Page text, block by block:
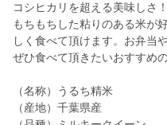
コシヒカリを超える美味しさ！
もちもちした粘りのある米が
しく食べて頂けます。お弁当
ぜひ食べて頂きたいおすすめ
（名称）うるち精米
（産地）千葉県産